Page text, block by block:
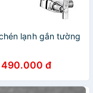
lạnh gắn tường
490.000 đ